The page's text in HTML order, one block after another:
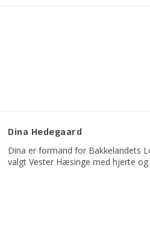
Dina Hedegaard
Dina er formand for Bakkelandets
valgt Vester Hæsinge med hjerte